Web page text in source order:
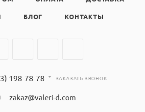
БЛОГ КОНТАКТЫ
198-78-78 ЗАКАЗАТЬ ЗВОНОК
zakaz@valeri-d.com